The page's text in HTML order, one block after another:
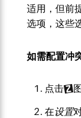
适用，但前
选项，这些
如需配置冲
点击
在设置